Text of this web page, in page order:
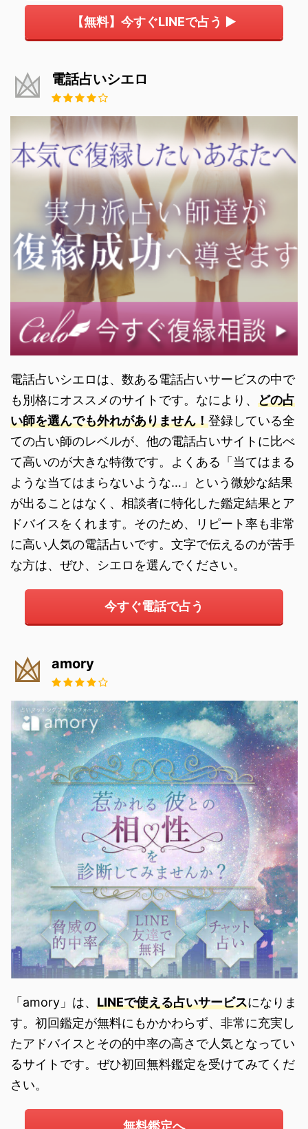
【無料】今すぐLINEで占う ▶
電話占いシエロ
電話占いシエロは、数ある電話占いサービスの中で
も別格にオススメのサイトです。なにより、 どの占
い師を選んでも外れがありません！登録している全
ての占い師のレベルが、他の電話占いサイトに比べ
て高いのが大きな特徴です。よくある「当てはまる
ような当てはまらないような…」という微妙な結果
が出ることはなく、相談者に特化した鑑定結果とア
ドバイスをくれます。そのため、リピート率も非常
に高い人気の電話占いです。文字で伝えるのが苦手
な方は、ぜひ、シエロを選んでください。
今すぐ電話で占う
amory
「amory」は、 LINEで使える占いサービスになりま
す。初回鑑定が無料にもかかわらず、非常に充実し
たアドバイスとその的中率の高さで人気となってい
るサイトです。ぜひ初回無料鑑定を受けてみてくだ
さい。
無料鑑定へ